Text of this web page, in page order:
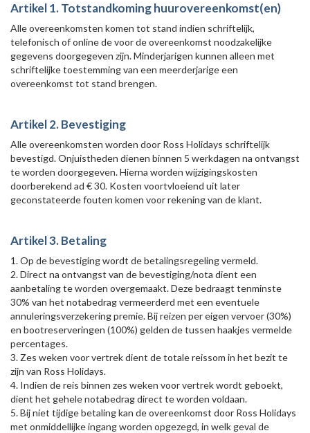
Artikel 1. Totstandkoming huurovereenkomst(en)
Alle overeenkomsten komen tot stand indien schriftelijk,
telefonisch of online de voor de overeenkomst noodzakelijke
gegevens doorgegeven zijn. Minderjarigen kunnen alleen met
schriftelijke toestemming van een meerderjarige een
overeenkomst tot stand brengen.
Artikel 2. Bevestiging
Alle overeenkomsten worden door Ross Holidays schriftelijk
bevestigd. Onjuistheden dienen binnen 5 werkdagen na ontvangst
te worden doorgegeven. Hierna worden wijzigingskosten
doorberekend ad € 30. Kosten voortvloeiend uit later
geconstateerde fouten komen voor rekening van de klant.
Artikel 3. Betaling
1. Op de bevestiging wordt de betalingsregeling vermeld.
2. Direct na ontvangst van de bevestiging/nota dient een
aanbetaling te worden overgemaakt. Deze bedraagt tenminste
30% van het notabedrag vermeerderd met een eventuele
annuleringsverzekering premie. Bij reizen per eigen vervoer (30%)
en bootreserveringen (100%) gelden de tussen haakjes vermelde
percentages.
3. Zes weken voor vertrek dient de totale reissom in het bezit te
zijn van Ross Holidays.
4. Indien de reis binnen zes weken voor vertrek wordt geboekt,
dient het gehele notabedrag direct te worden voldaan.
5. Bij niet tijdige betaling kan de overeenkomst door Ross Holidays
met onmiddellijke ingang worden opgezegd, in welk geval de